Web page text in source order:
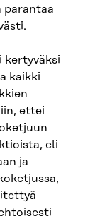
parantaa
kertyväksi
kaikki
ettei
eli
ja